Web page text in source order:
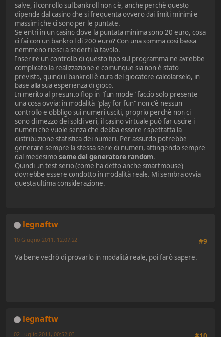
salve, il conrollo sul bankroll non c'è, anche perchè questo
dipende dal casino che si frequenta ovvero dai limiti minimi e
massimi che ci sono per le puntate.
Se entri in un casino dove la puntata minima sono 20 euro, cosa
ci fai con un bankroll di 200 euro? Con una somma cosi bassa
nemmeno riesci a sederti la tavolo.
Inserire un controllo di questo tipo sul programma ne avrebbe
complicato la realizzazione e comunque sia non è stato
previsto, quindi il bankroll è cura del giocatore calcolarselo, in
base alla sua esperienza di gioco.
In merito al presunto flop in "fun mode" faccio solo presente
una cosa ovvia: in modalità "play for fun" non c'è nessun
controllo e obbligo sui numeri usciti, proprio perchè non ci
sono di mezzo dei soldi veri, il casino virtuale può far uscire i
numeri che vuole senza che debba essere rispettatta la
distribuzione statistica dei numeri. Per assurdo potrebbe
generare sempre la stessa serie di numeri, attingendo sempre
dal medesimoseme del generatore random.
Quindi un test serio (come ha detto anche smartmouse)
dovrebbe essere condotto in modalità reale. Mi sembra ovvia
questa ultima considerazione.
legnaftw
#9
10 Giugno 2011, 12:07:22
Va bene vedrò di provarlo in modalità reale, poi farò sapere.
legnaftw
02 Luglio 2011, 00:52:03